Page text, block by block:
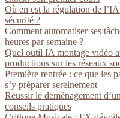
Où en est la régulation de
sécurité ?
Comment automatiser ses
heures par semaine ?
Quel outil IA montage vidéo
productions sur les réseaux
Première rentrée : ce que les
s’y préparer sereinement
Réussir le déménagement
conseils pratiques